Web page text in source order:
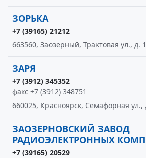
ЗОРЬКА
+7 (39165) 21212
663560, Заозерный, Трактовая ул., д. 1
ЗАРЯ
+7 (3912) 345352
факс +7 (3912) 348751
660025, Красноярск, Семафорная ул.,
ЗАОЗЕРНОВСКИЙ ЗАВОД
РАДИОЭЛЕКТРОННЫХ
+7 (39165) 20529